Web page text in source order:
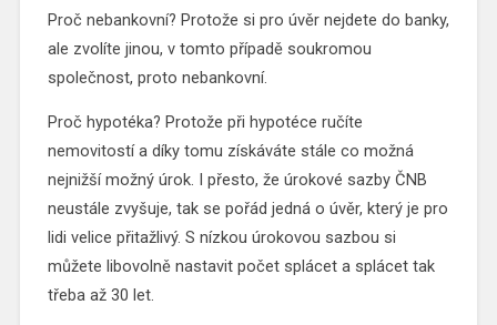
Proč nebankovní? Protože si pro úvěr nejdete do banky,
ale zvolíte jinou, v tomto případě soukromou
společnost, proto nebankovní.
Proč hypotéka? Protože při hypotéce ručíte
nemovitostí a díky tomu získáváte stále co možná
nejnižší možný úrok. I přesto, že úrokové sazby ČNB
neustále zvyšuje, tak se pořád jedná o úvěr, který je pro
lidi velice přitažlivý. S nízkou úrokovou sazbou si
můžete libovolně nastavit počet splácet a splácet tak
třeba až 30 let.